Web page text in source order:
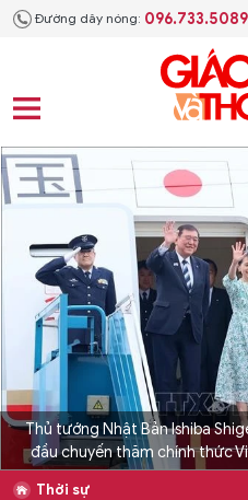
Đường dây nóng: 096.733.5089
Thủ tướng Nhật Bản Ishiba
đầu chuyến thăm chính thức
Thời sự